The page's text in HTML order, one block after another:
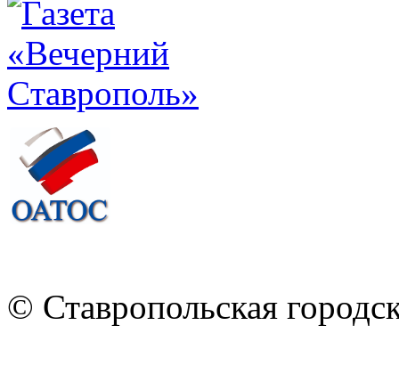
© Ставропольская